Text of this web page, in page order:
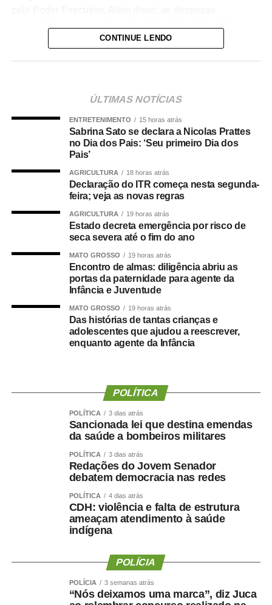
A lei proíbe o uso dessas emendas para pagamento de
não seja relativo ao atendimento pré-hospitalar.
Com origem noProjeto de Lei Complementar (PLP)
, de autoria do deputado Guilherme Derrite (PP-
SP), a matéria foiaprovada no Senado em julho
citação da Agência Senado)
COMENTE ABAIXO:
CONTINUE LENDO
ÚLTIMAS NOTÍCIAS
ENTRETENIMENTO 15 horas atrás
Sabrina Sato se declara a Nicolas Prattes
no Dia dos Pais: ‘Seu primeiro Dia dos
Pais’
AGRICULTURA 18 horas atrás
Declaração do ITR começa nesta segunda-
feira; veja as novas regras
AGRICULTURA 19 horas atrás
Estado decreta emergência por risco de
seca severa até o fim do ano
MATO GROSSO 19 horas atrás
Encontro de almas: diligência abriu as
portas da paternidade para agente da
Infância e Juventude
MATO GROSSO 19 horas atrás
Das histórias de tantas crianças e
adolescentes que ajudou a reescrever,
enquanto agente da Infância
POLÍTICA
POLÍTICA 3 dias atrás
Sancionada lei que destina emendas
da saúde a bombeiros militares
POLÍTICA 3 dias atrás
Redações do Jovem Senador
debatem democracia nas redes
POLÍTICA 4 dias atrás
CDH: violência e falta de estrutura
ameaçam atendimento à saúde
indígena
POLÍCIA
POLÍCIA 3 semanas atrás
“Nós deixamos uma marca”, diz Juca